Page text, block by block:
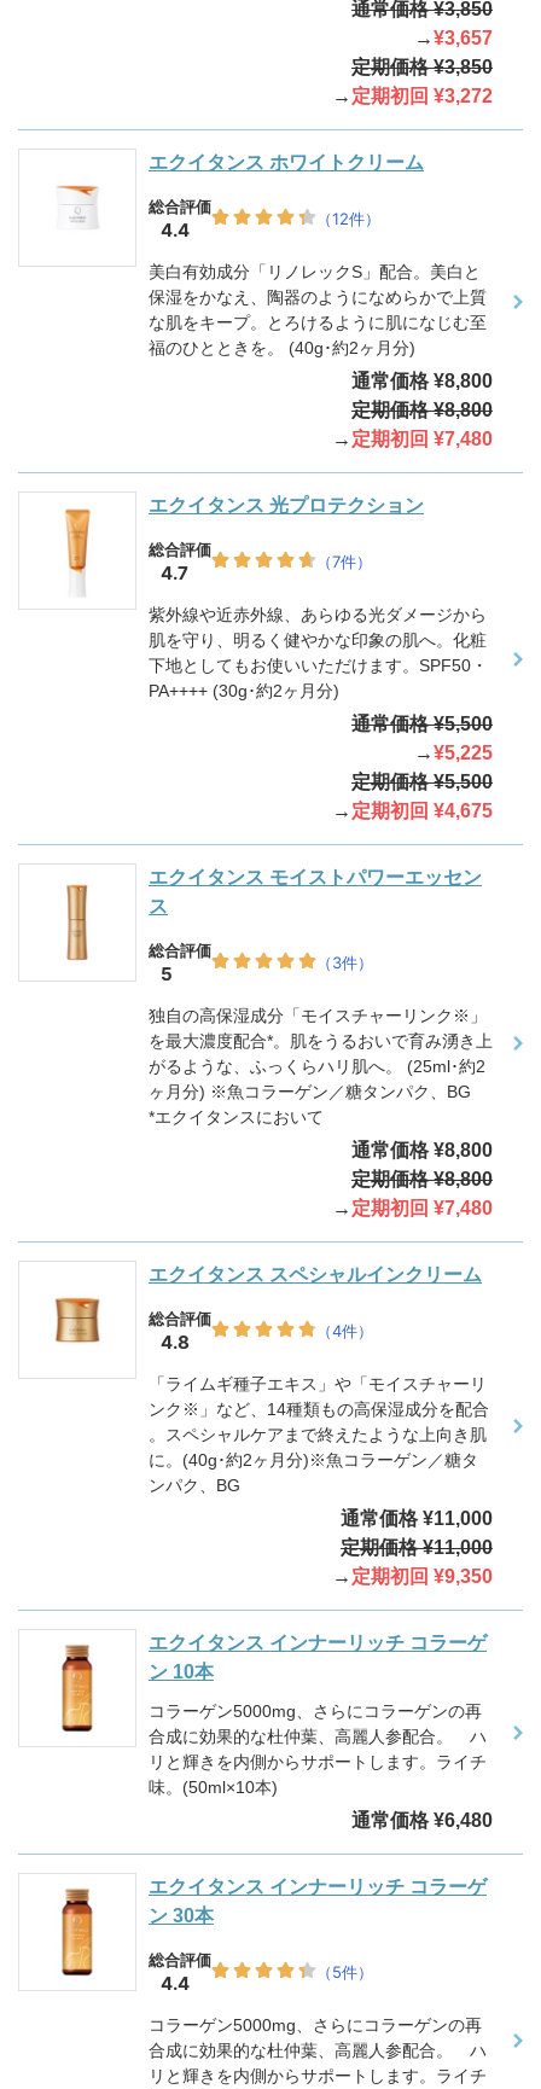
通常価格 ¥3,850
→¥3,657
定期価格 ¥3,850
→ 定期初回 ¥3,272
エクイタンス ホワイトクリーム
美白有効成分「リノレックS」配合。美白と
保湿をかなえ、陶器のようになめらかで上質
な肌をキープ。とろけるように肌になじむ至
福のひとときを。 (40g･約2ヶ月分)
通常価格 ¥8,800
定期価格 ¥8,800
→ 定期初回 ¥7,480
エクイタンス 光プロテクション
紫外線や近赤外線、あらゆる光ダメージから
肌を守り、明るく健やかな印象の肌へ。化粧
下地としてもお使いいただけます。SPF50・
PA++++ (30g･約2ヶ月分)
通常価格 ¥5,500
→¥5,225
定期価格 ¥5,500
→ 定期初回 ¥4,675
エクイタンス モイストパワーエッセン
ス
独自の高保湿成分「モイスチャーリンク※」
を最大濃度配合*。肌をうるおいで育み湧き上
がるような、ふっくらハリ肌へ。 (25ml･約2
ヶ月分) ※魚コラーゲン／糖タンパク、BG
*エクイタンスにおいて
通常価格 ¥8,800
定期価格 ¥8,800
→ 定期初回 ¥7,480
エクイタンス スペシャルインクリーム
「ライムギ種子エキス」や「モイスチャーリ
ンク※」など、14種類もの高保湿成分を配合
。スペシャルケアまで終えたような上向き肌
に。(40g･約2ヶ月分)※魚コラーゲン／糖タ
ンパク、BG
通常価格 ¥11,000
定期価格 ¥11,000
→ 定期初回 ¥9,350
エクイタンス インナーリッチ コラーゲ
ン 10本
コラーゲン5000mg、さらにコラーゲンの再
合成に効果的な杜仲葉、高麗人参配合。 ハ
リと輝きを内側からサポートします。ライチ
味。(50ml×10本)
通常価格 ¥6,480
エクイタンス インナーリッチ コラーゲ
ン 30本
コラーゲン5000mg、さらにコラーゲンの再
合成に効果的な杜仲葉、高麗人参配合。 ハ
リと輝きを内側からサポートします。ライチ